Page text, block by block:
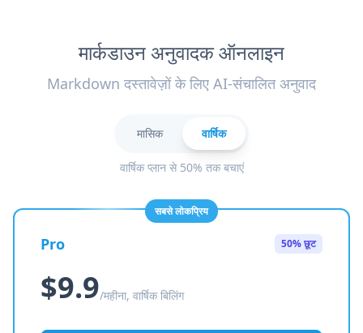
मार्कडाउन अनुवादक ऑनलाइन
Markdown दस्तावेज़ों के लिए AI-संचालित अनुवाद
मासिक वार्षिक
वार्षिक प्लान से 50% तक बचाएं
सबसे लोकप्रिय
Pro 50% छूट
$9.9/महीना, वार्षिक बिलिंग